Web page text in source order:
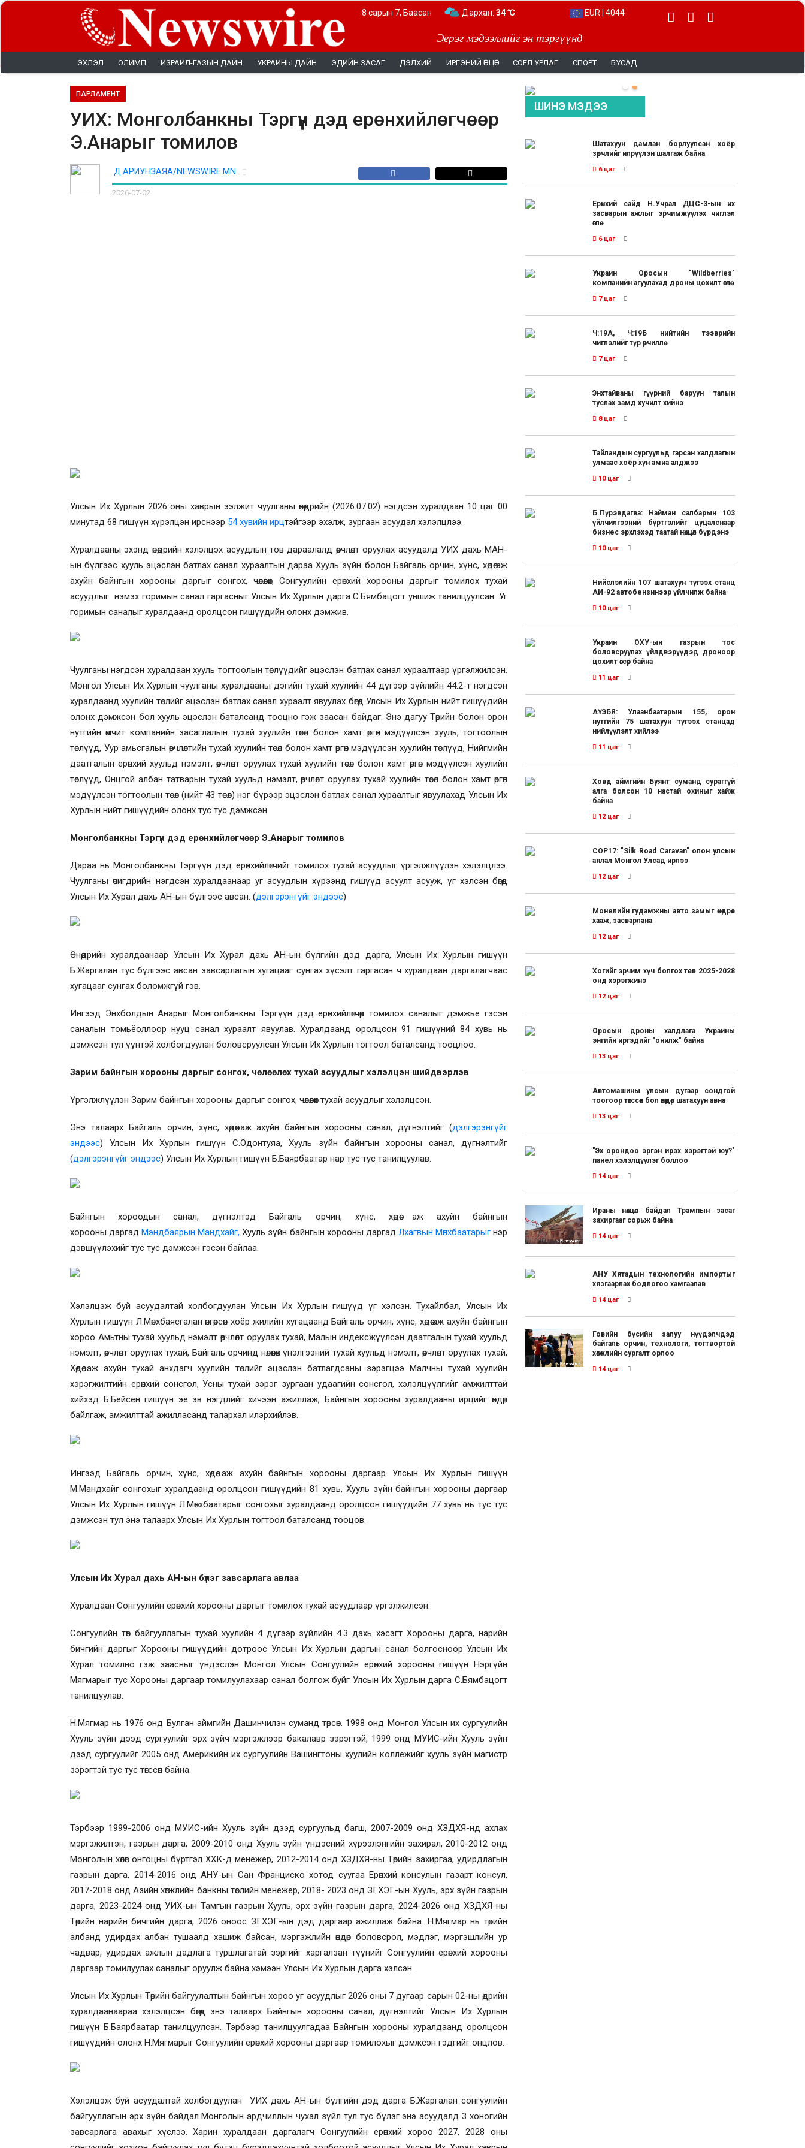
Эерэг мэдээллийг эн тэргүүнд
8 сарын 7, Баасан Дархан: 34 ℃ EUR | 4044
ЭХЛЭЛ ОЛИМП ИЗРАИЛ-ГАЗЫН ДАЙН УКРАИНЫ ДАЙН ЭДИЙН ЗАСАГ ДЭЛХИЙ ИРГЭНИЙ ӨНЦӨГ СОЁЛ УРЛАГ СПОРТ БУСАД
ПАРЛАМЕНТ
УИХ: Монголбанкны Тэргүүн дэд ерөнхийлөгчөөр
Э.Анарыг томилов
Д.АРИУНЗАЯА/NEWSWIRE.MN
2026-07-02
Улсын Их Хурлын 2026 оны хаврын ээлжит чуулганы өнөөдрийн (2026.07.02) нэгдсэн хуралдаан 10 цаг 00
минутад 68 гишүүн хүрэлцэн ирснээр 54 хувийн ирцтэйгээр эхэлж, зургаан асуудал хэлэлцлээ.
Хуралдааны эхэнд өнөөдрийн хэлэлцэх асуудлын тов дараалалд өөрчлөлт оруулах асуудалд УИХ дахь МАН-
ын бүлгээс хууль эцэслэн батлах санал хураалтын дараа Хууль зүйн болон Байгаль орчин, хүнс, хөдөө аж
ахуйн байнгын хорооны даргыг сонгох, чөлөөлөх, Сонгуулийн ерөнхий хорооны даргыг томилох тухай
асуудлыг нэмэх горимын санал гаргасныг Улсын Их Хурлын дарга С.Бямбацогт уншиж танилцуулсан. Уг
горимын саналыг хуралдаанд оролцсон гишүүдийн олонх дэмжив.
Чуулганы нэгдсэн хуралдаан хууль тогтоолын төслүүдийг эцэслэн батлах санал хураалтаар үргэлжилсэн.
Монгол Улсын Их Хурлын чуулганы хуралдааны дэгийн тухай хуулийн 44 дүгээр зүйлийн 44.2-т нэгдсэн
хуралдаанд хуулийн төслийг эцэслэн батлах санал хураалт явуулах бөгөөд Улсын Их Хурлын нийт гишүүдийн
олонх дэмжсэн бол хууль эцэслэн баталсанд тооцно гэж заасан байдаг. Энэ дагуу Төрийн болон орон
нутгийн өмчит компанийн засаглалын тухай хуулийн төсөл болон хамт өргөн мэдүүлсэн хууль, тогтоолын
төслүүд, Уур амьсгалын өөрчлөлтийн тухай хуулийн төсөл болон хамт өргөн мэдүүлсэн хуулийн төслүүд, Нийгмийн
даатгалын ерөнхий хуульд нэмэлт, өөрчлөлт оруулах тухай хуулийн төсөл болон хамт өргөн мэдүүлсэн хуулийн
төслүүд, Онцгой албан татварын тухай хуульд нэмэлт, өөрчлөлт оруулах тухай хуулийн төсөл болон хамт өргөн
мэдүүлсэн тогтоолын төсөл(нийт 43 төсөл) нэг бүрээр эцэслэн батлах санал хураалтыг явуулахад Улсын Их
Хурлын нийт гишүүдийн олонх тус тус дэмжсэн.
Монголбанкны Тэргүүн дэд ерөнхийлөгчөөр Э.Анарыг томилов
Дараа нь Монголбанкны Тэргүүн дэд ерөнхийлөгчийг томилох тухай асуудлыг үргэлжлүүлэн хэлэлцлээ.
Чуулганы өчигдрийн нэгдсэн хуралдаанаар уг асуудлын хүрээнд гишүүд асуулт асууж, үг хэлсэн бөгөөд
Улсын Их Хурал дахь АН-ын бүлгээс авсан. (дэлгэрэнгүйг эндээс)
Өнөөдрийн хуралдаанаар Улсын Их Хурал дахь АН-ын бүлгийн дэд дарга, Улсын Их Хурлын гишүүн
Б.Жаргалан тус бүлгээс авсан завсарлагын хугацааг сунгах хүсэлт гаргасан ч хуралдаан даргалагчаас
хугацааг сунгах боломжгүй гэв.
Ингээд Энхболдын Анарыг Монголбанкны Тэргүүн дэд ерөнхийлөгчөөр томилох саналыг дэмжье гэсэн
саналын томьёоллоор нууц санал хураалт явуулав. Хуралдаанд оролцсон 91 гишүүний 84 хувь нь
дэмжсэн тул үүнтэй холбогдуулан боловсруулсан Улсын Их Хурлын тогтоол баталсанд тооцлоо.
Зарим байнгын хорооны даргыг сонгох, чөлөөлөх тухай асуудлыг хэлэлцэн шийдвэрлэв
Үргэлжлүүлэн Зарим байнгын хорооны даргыг сонгох, чөлөөлөх тухай асуудлыг хэлэлцсэн.
Энэ талаарх Байгаль орчин, хүнс, хөдөө аж ахуйн байнгын хорооны санал, дүгнэлтийг (дэлгэрэнгүйг
эндээс) Улсын Их Хурлын гишүүн С.Одонтуяа, Хууль зүйн байнгын хорооны санал, дүгнэлтийг
(дэлгэрэнгүйг эндээс) Улсын Их Хурлын гишүүн Б.Баярбаатар нар тус тус танилцуулав.
Байнгын хороодын санал, дүгнэлтэд Байгаль орчин, хүнс, хөдөө аж ахуйн байнгын
хорооныдаргадМэндбаярын Мандхайг, Хууль зүйн байнгын хорооны даргад Лхагвын Мөнхбаатарыгнэр
дэвшүүлэхийг тус тус дэмжсэн гэсэн байлаа.
Хэлэлцэж буй асуудалтай холбогдуулан Улсын Их Хурлын гишүүд үг хэлсэн. Тухайлбал, Улсын Их
Хурлын гишүүн Л.Мөнхбаясгалан өнгөрсөн хоёр жилийн хугацаанд Байгаль орчин, хүнс, хөдөө аж ахуйн байнгын
хороо Амьтны тухай хуульд нэмэлт өөрчлөлт оруулах тухай, Малын индексжүүлсэн даатгалын тухай хуульд
нэмэлт, өөрчлөлт оруулах тухай, Байгаль орчинд нөлөөлөх үнэлгээний тухай хуульд нэмэлт, өөрчлөлт оруулах тухай,
Хөдөө аж ахуйн тухай анхдагч хуулийн төслийг эцэслэн батлагдсаны зэрэгцээ Малчны тухай хуулийн
хэрэгжилтийн ерөнхий сонсгол, Усны тухай зэрэг зургаан удаагийн сонсгол, хэлэлцүүлгийг амжилттай
хийхэд Б.Бейсен гишүүн эе эв нэгдлийг хичээн ажиллаж, Байнгын хорооны хуралдааны ирцийг өндөр
байлгаж, амжилттай ажилласанд талархал илэрхийлэв.
Ингээд Байгаль орчин, хүнс, хөдөө аж ахуйн байнгын хорооны даргаар Улсын Их Хурлын гишүүн
М.Мандхайг сонгохыг хуралдаанд оролцсон гишүүдийн 81 хувь, Хууль зүйн байнгын хорооны даргаар
Улсын Их Хурлын гишүүн Л.Мөнхбаатарыг сонгохыг хуралдаанд оролцсон гишүүдийн 77 хувь нь тус тус
дэмжсэн тул энэ талаарх Улсын Их Хурлын тогтоол баталсанд тооцов.
Улсын Их Хурал дахь АН-ын бүлэг завсарлага авлаа
Хуралдаан Сонгуулийн ерөнхий хорооны даргыг томилох тухай асуудлаар үргэлжилсэн.
Сонгуулийн төв байгууллагын тухай хуулийн 4 дүгээр зүйлийн 4.3 дахь хэсэгт Хорооны дарга, нарийн
бичгийн даргыг Хорооны гишүүдийн дотроос Улсын Их Хурлын даргын санал болгосноор Улсын Их
Хурал томилно гэж заасныг үндэслэн Монгол Улсын Сонгуулийн ерөнхий хорооны гишүүн Нэргүйн
Мягмарыг тус Хорооны даргаар томилуулахаар санал болгож буйг Улсын Их Хурлын дарга С.Бямбацогт
танилцуулав.
Н.Мягмар нь 1976 онд Булган аймгийн Дашинчилэн суманд төрсөн. 1998 онд Монгол Улсын их сургуулийн
Хууль зүйн дээд сургуулийг эрх зүйч мэргэжлээр бакалавр зэрэгтэй, 1999 онд МУИС-ийн Хууль зүйн
дээд сургуулийг 2005 онд Америкийн их сургуулийн Вашингтоны хуулийн коллежийг хууль зүйн магистр
зэрэгтэй тус тус төгссөн байна.
Тэрбээр 1999-2006 онд МУИС-ийн Хууль зүйн дээд сургуульд багш, 2007-2009 онд ХЗДХЯ-нд ахлах
мэргэжилтэн, газрын дарга, 2009-2010 онд Хууль зүйн үндэсний хүрээлэнгийн захирал, 2010-2012 онд
Монголын хөлөг онгоцны бүртгэл ХХК-д менежер, 2012-2014 онд ХЗДХЯ-ны Төрийн захиргаа, удирдлагын
газрын дарга, 2014-2016 онд АНУ-ын Сан Франциско хотод суугаа Ерөнхий консулын газарт консул,
2017-2018 онд Азийн хөгжлийн банкны төслийн менежер, 2018- 2023 онд ЗГХЭГ-ын Хууль, эрх зүйн газрын
дарга, 2023-2024 онд УИХ-ын Тамгын газрын Хууль, эрх зүйн газрын дарга, 2024-2026 онд ХЗДХЯ-ны
Төрийн нарийн бичгийн дарга, 2026 оноос ЗГХЭГ-ын дэд даргаар ажиллаж байна. Н.Мягмар нь төрийн
албанд удирдах албан тушаалд хашиж байсан, мэргэжлийн өндөр боловсрол, мэдлэг, мэргэшлийн ур
чадвар, удирдах ажлын дадлага туршлагатай зэргийг харгалзан түүнийг Сонгуулийн ерөнхий хорооны
даргаар томилуулах саналыг оруулж байна хэмээн Улсын Их Хурлын дарга хэлсэн.
Улсын Их Хурлын Төрийн байгуулалтын байнгын хороо уг асуудлыг 2026 оны 7 дугаар сарын 02-ны өдрийн
хуралдаанаараа хэлэлцсэн бөгөөд энэ талаарх Байнгын хорооны санал, дүгнэлтийг Улсын Их Хурлын
гишүүн Б.Баярбаатар танилцуулсан. Тэрбээр танилцуулгадаа Байнгын хорооны хуралдаанд оролцсон
гишүүдийн олонх Н.Мягмарыг Сонгуулийн ерөнхий хорооны даргаар томилохыг дэмжсэн гэдгийг онцлов.
Хэлэлцэж буй асуудалтай холбогдуулан УИХ дахь АН-ын бүлгийн дэд дарга Б.Жаргалан сонгуулийн
байгууллагын эрх зүйн байдал Монголын ардчиллын чухал зүйл тул тус бүлэг энэ асуудалд 3 хоногийн
завсарлага авахыг хүслээ. Харин хуралдаан даргалагч Сонгуулийн ерөнхий хороо 2027, 2028 оны
ШИНЭ МЭДЭЭ
Шатахуун дамлан борлуулсан хоёр
зөрчлийг илрүүлэн шалгаж байна
6 цаг
Ерөнхий сайд Н.Учрал ДЦС-3-ын их
засварын ажлыг эрчимжүүлэх чиглэл
өглөө
6 цаг
Украин Оросын "Wildberries"
компанийн агуулахад дроны цохилт өглөө
7 цаг
Ч:19А, Ч:19Б нийтийн тээврийн
чиглэлийг түр өөрчиллөө
7 цаг
Энхтайваны гүүрний баруун талын
туслах замд хучилт хийнэ
8 цаг
Тайландын сургуульд гарсан халдлагын
улмаас хоёр хүн амиа алджээ
10 цаг
Б.Пүрэвдагва: Найман салбарын 103
үйлчилгээний бүртгэлийг цуцалснаар
бизнес эрхлэхэд таатай нөхцөл бүрдэнэ
10 цаг
Нийслэлийн 107 шатахуун түгээх станц
АИ-92 автобензинээр үйлчилж байна
10 цаг
Украин ОХУ-ын газрын тос
боловсруулах үйлдвэрүүдэд дроноор
цохилт өгсөөр байна
11 цаг
АҮЭБЯ: Улаанбаатарын 155, орон
нутгийн 75 шатахуун түгээх станцад
нийлүүлэлт хийлээ
11 цаг
Ховд аймгийн Буянт суманд сураггүй
алга болсон 10 настай охиныг хайж
байна
12 цаг
COP17: "Silk Road Caravan" олон улсын
аялал Монгол Улсад ирлээ
12 цаг
Монелийн гудамжны авто замыг өнөөдрөөс
хааж, засварлана
12 цаг
Хогийг эрчим хүч болгох төсөл 2025-2028
онд хэрэгжинэ
12 цаг
Оросын дроны халдлага Украины
энгийн иргэдийг "онилж" байна
13 цаг
Автомашины улсын дугаар сондгой
тоогоор төгссөн бол өнөөдөр шатахуун авна
13 цаг
"Эх орондоо эргэн ирэх хэрэгтэй юу?"
панел хэлэлцүүлэг боллоо
14 цаг
Ираны нөхцөл байдал Трампын засаг
захиргааг сорьж байна
14 цаг
АНУ Хятадын технологийн импортыг
хязгаарлах бодлогоо хамгаалав
14 цаг
Говийн бүсийн залуу нүүдэлчдэд
байгаль орчин, технологи, тогтвортой
хөгжлийн сургалт орлоо
14 цаг